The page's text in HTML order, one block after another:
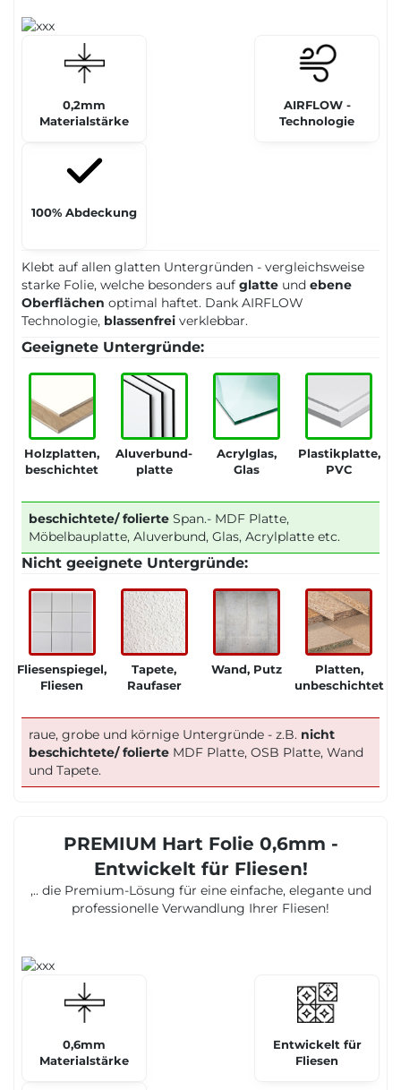
0,2mm
Materialstärke
AIRFLOW -
Technologie
100% Abdeckung
Klebt auf allen glatten Untergründen - vergleichsweise
starke Folie, welche besonders auf glatte und ebene
Oberflächen optimal haftet. Dank AIRFLOW
Technologie, blassenfrei verklebbar.
Geeignete Untergründe:
Holzplatten,
beschichtet
Aluverbund-
platte
Acrylglas,
Glas
Plastikplatte,
PVC
beschichtete/ folierte Span.- MDF Platte,
Möbelbauplatte, Aluverbund, Glas, Acrylplatte etc.
Nicht geeignete Untergründe:
Fliesenspiegel,
Fliesen
Tapete,
Raufaser
Wand, Putz
Platten,
unbeschichtet
raue, grobe und körnige Untergründe - z.B. nicht
beschichtete/ folierte MDF Platte, OSB Platte, Wand
und Tapete.
PREMIUM Hart Folie 0,6mm -
Entwickelt für Fliesen!
,.. die Premium-Lösung für eine einfache, elegante und
professionelle Verwandlung Ihrer Fliesen!
0,6mm
Materialstärke
Entwickelt für
Fliesen